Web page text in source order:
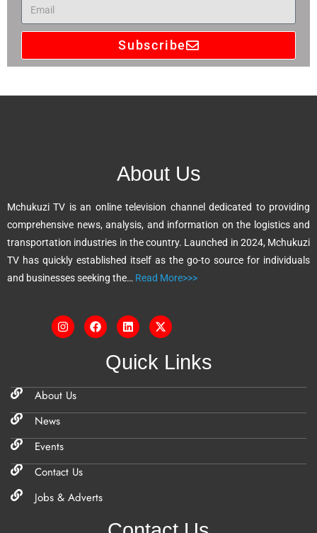
Subscribe
A
i
v
e
:
About Us
Mchukuzi TV is an online television channel dedicated to providing
comprehensive news, analysis, and information on the logistics and
transportation industries in the country. Launched in 2024, Mchukuzi
TV has quickly established itself as the go-to source for individuals
and businesses seeking the… Read More>>>
Quick Links
About Us
News
Events
Contact Us
Jobs & Adverts